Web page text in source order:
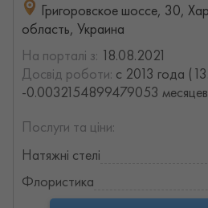
Григоровское шоссе, 30,
область, Украина
На порталі з: 18.08.2021
Досвід роботи: с 2013 года
-0.0032154899479053
Послуги та ціни:
Натяжні стелі
Флористика